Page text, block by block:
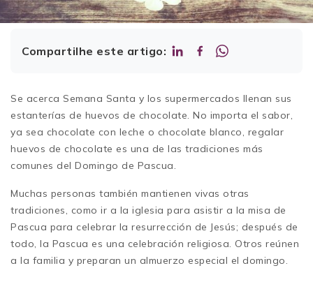
Compartilhe este artigo:
Se acerca Semana Santa y los supermercados llenan sus
estanterías de huevos de chocolate. No importa el sabor,
ya sea chocolate con leche o chocolate blanco, regalar
huevos de chocolate es una de las tradiciones más
comunes del Domingo de Pascua.
Muchas personas también mantienen vivas otras
tradiciones, como ir a la iglesia para asistir a la misa de
Pascua para celebrar la resurrección de Jesús; después de
todo, la Pascua es una celebración religiosa. Otros reúnen
a la familia y preparan un almuerzo especial el domingo.